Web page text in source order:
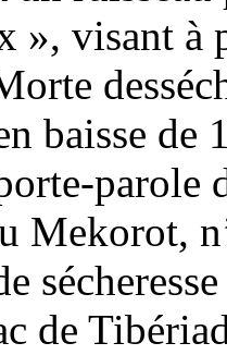
», visant à
baisse de
parole
Mekorot,
de